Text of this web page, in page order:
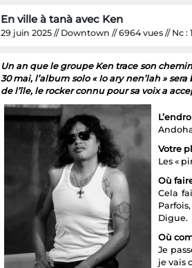
En ville à tanà avec Ken
29 juin 2025 // Downtown // 6964 vues // Nc :
Un an que le groupe Ken trace son
30 mai, l’album solo « Io ary nen’lah »
de l’île, le rocker connu pour sa voix a
Votre
Les «
Où
Cela
Digue.
Où
Je
je vais